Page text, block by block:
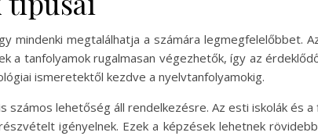
mindenki megtalálhatja a számára legmegfelelőbbet.
a tanfolyamok rugalmasan végezhetők, így az
ismeretektől kezdve a nyelvtanfolyamokig.
számos lehetőség áll rendelkezésre. Az esti iskolák és
igényelnek. Ezek a képzések lehetnek